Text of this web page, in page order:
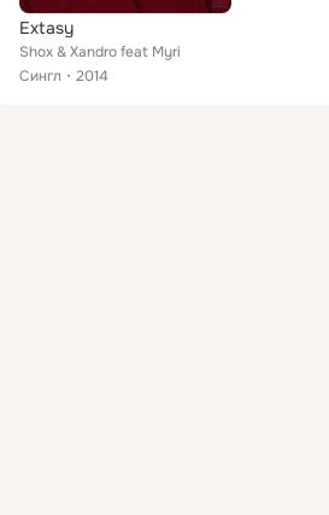
Extasy
Shox & Xandro feat Myri
Сингл
2014